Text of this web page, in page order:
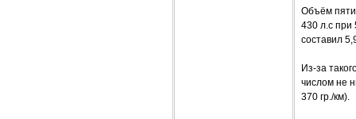
Объём
430 л.с при
составил
Из-за
числом не
370 гр./км).